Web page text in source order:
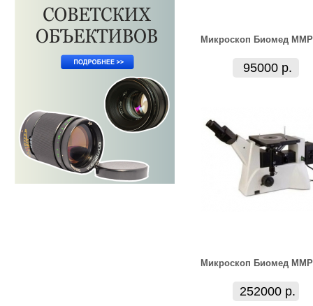
Микроскоп Биомед
95000 р.
Микроскоп Биомед
252000 р.